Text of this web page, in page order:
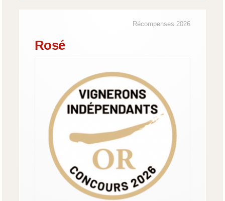
Récompenses 2026
Rosé